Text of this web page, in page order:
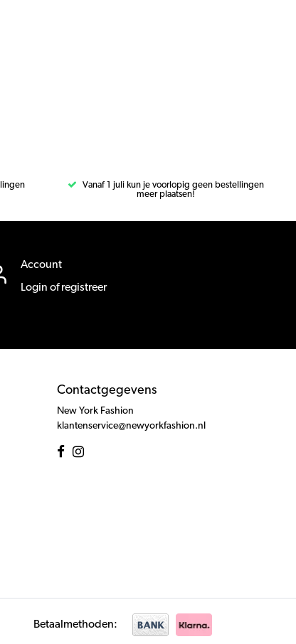
Vanaf 1 juli kun je voorlopig geen bestellingen
meer plaatsen!
Account
Login of registreer
Contactgegevens
New York Fashion
klantenservice@newyorkfashion.nl
Betaalmethoden: